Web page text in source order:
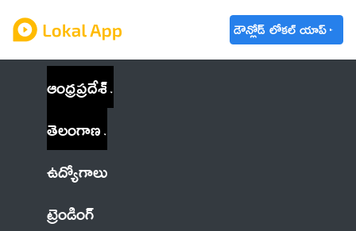
డౌన్లోడ్ లోకల్ యాప్
ఆంధ్రప్రదేశ్
తెలంగాణ
ఉద్యోగాలు
ట్రెండింగ్